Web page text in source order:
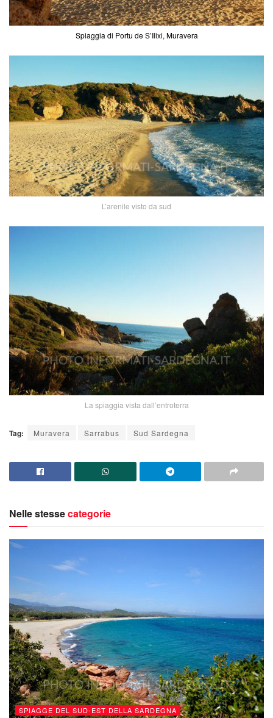
Spiaggia di Portu de S’Ilixi, Muravera
L’arenile visto da sud
La spiaggia vista dall’entroterra
Tag: Muravera Sarrabus Sud Sardegna
Nelle stessecategorie
SPIAGGE DEL SUD-EST DELLA SARDEGNA